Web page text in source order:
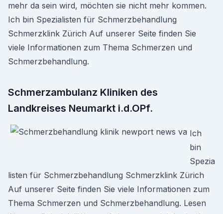
mehr da sein wird, möchten sie nicht mehr kommen.
Ich bin Spezialisten für Schmerzbehandlung
Schmerzklink Zürich Auf unserer Seite finden Sie
viele Informationen zum Thema Schmerzen und
Schmerzbehandlung.
Schmerzambulanz Kliniken des
Landkreises Neumarkt i.d.OPf.
Ich
bin
Spezia
listen für Schmerzbehandlung Schmerzklink Zürich
Auf unserer Seite finden Sie viele Informationen zum
Thema Schmerzen und Schmerzbehandlung. Lesen